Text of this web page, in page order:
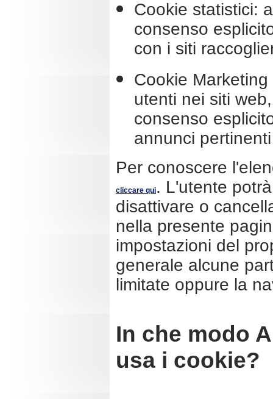
Cookie statistici:
consenso
con i siti
Cookie
utenti nei siti
consenso
annunci
Per conoscere
cliccare qui. L'utente
disattivare o
nella presente
impostazioni del
generale alcune
limitate oppure la
In che modo
usa i cookie?